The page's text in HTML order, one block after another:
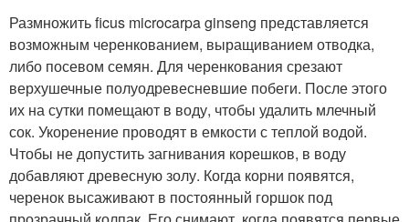
Размножить ficus microcarpa ginseng представляется
возможным черенкованием, выращиванием отводка,
либо посевом семян. Для черенкования срезают
верхушечные полуодревесневшие побеги. После этого
их на сутки помещают в воду, чтобы удалить млечный
сок. Укоренение проводят в емкости с теплой водой.
Чтобы не допустить загнивания корешков, в воду
добавляют древесную золу. Когда корни появятся,
черенок высаживают в постоянный горшок под